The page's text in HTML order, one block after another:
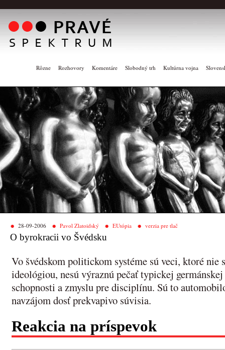
Rôzne Rozhovory Komentáre Slobodný trh Kultúrna vojna
28-09-2006 Pavol Zlatoidský EUtópia verzia pre tlač
O byrokracii vo Švédsku
Vo švédskom politickom systéme sú veci, ktoré nie
ideológiou, nesú výraznú pečať typickej
schopnosti a zmyslu pre disciplínu. Sú to
navzájom dosť prekvapivo súvisia.
Reakcia na príspevok